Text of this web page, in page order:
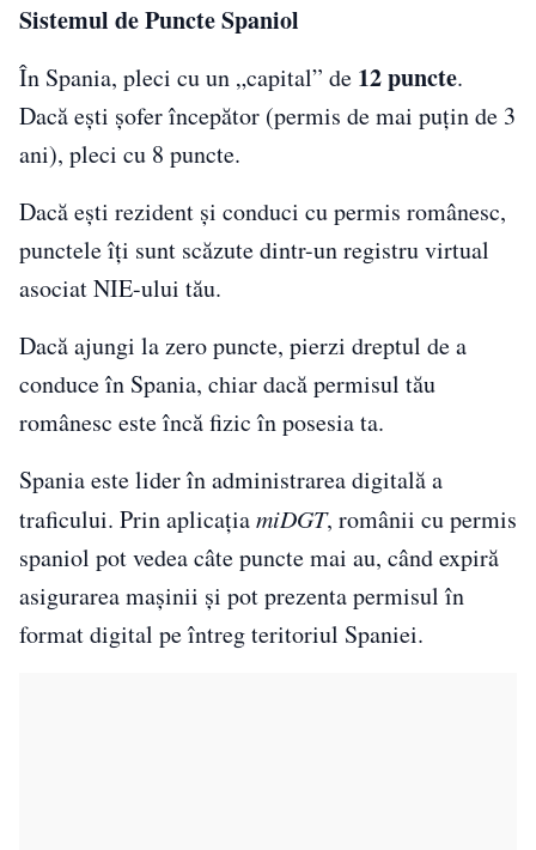
Sistemul de Puncte Spaniol
În Spania, pleci cu un „capital” de 12 puncte.
Dacă ești șofer începător (permis de mai puțin de 3
ani), pleci cu 8 puncte.
Dacă ești rezident și conduci cu permis românesc,
punctele îți sunt scăzute dintr-un registru virtual
asociat NIE-ului tău.
Dacă ajungi la zero puncte, pierzi dreptul de a
conduce în Spania, chiar dacă permisul tău
românesc este încă fizic în posesia ta.
Spania este lider în administrarea digitală a
traficului. Prin aplicațiamiDGT, românii cu permis
spaniol pot vedea câte puncte mai au, când expiră
asigurarea mașinii și pot prezenta permisul în
format digital pe întreg teritoriul Spaniei.